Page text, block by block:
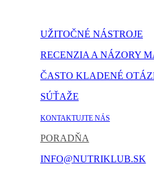
UŽITOČNÉ NÁSTROJE
RECENZIA A NÁZORY
ČASTO KLADENÉ
SÚŤAŽE
KONTAKTUJTE NÁS
PORADŇA
INFO@NUTRIKLUB.SK